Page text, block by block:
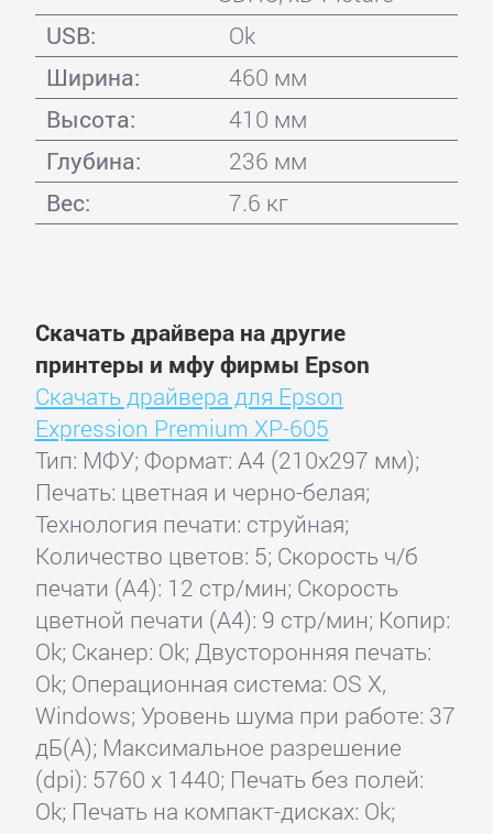
USB:
Ok
Ширина:
460 мм
Высота:
410 мм
Глубина:
236 мм
Вес:
7.6 кг
Скачать драйвера на другие
принтеры и мфу фирмы Epson
Скачать драйвера для Epson
Expression Premium XP-605
Тип: МФУ; Формат: A4 (210x297 мм);
Печать: цветная и черно-белая;
Технология печати: струйная;
Количество цветов: 5; Скорость ч/б
печати (А4): 12 стр/мин; Скорость
цветной печати (А4): 9 стр/мин; Копир:
Ok; Сканер: Ok; Двусторонняя печать:
Ok; Операционная система: OS X,
Windows; Уровень шума при работе: 37
дБ(А); Максимальное разрешение
(dpi): 5760 x 1440; Печать без полей:
Ok; Печать на компакт-дисках: Ok;